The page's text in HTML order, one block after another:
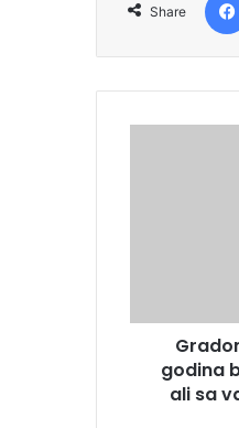
Share
godina
ali sa